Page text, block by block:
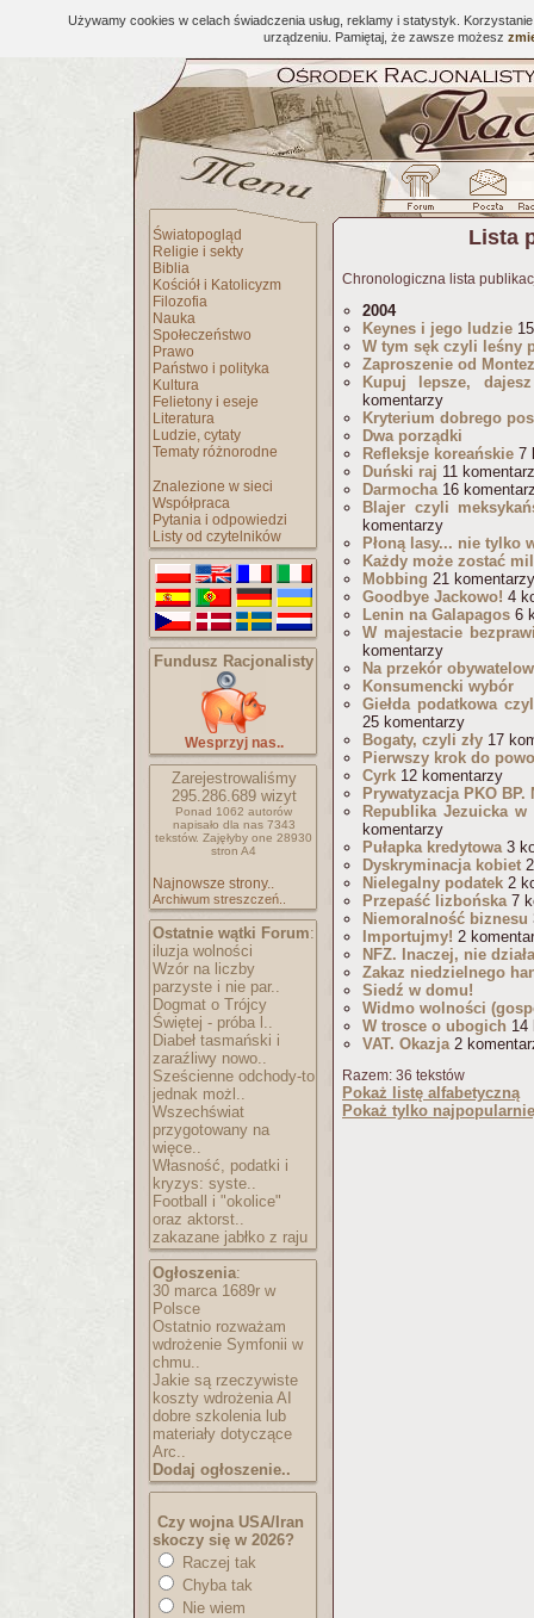
Używamy cookies w celach świadczenia usług, reklamy i statystyk.
urządzeniu. Pamiętaj, że zawsze możesz
Światopogląd
Religie i sekty
Biblia
Kościół i Katolicyzm
Filozofia
Nauka
Społeczeństwo
Prawo
Państwo i polityka
Kultura
Felietony i eseje
Literatura
Ludzie, cytaty
Tematy różnorodne
Znalezione w sieci
Współpraca
Pytania i odpowiedzi
Listy od czytelników
Fundusz Racjonalisty
Wesprzyj nas..
Zarejestrowaliśmy
295.286.689wizyt
Ponad 1062 autorów
napisało dla nas 7343
tekstów. Zajęłyby one 28930
stron A4
Najnowsze strony..
Archiwum streszczeń..
Ostatnie wątki Forum:
iluzja wolności
Wzór na liczby
parzyste i nie par..
Dogmat o Trójcy
Świętej - próba l..
Diabeł tasmański i
zaraźliwy nowo..
Sześcienne odchody-to
jednak możl..
Wszechświat
przygotowany na
więce..
Własność, podatki i
kryzys: syste..
Football i "okolice"
oraz aktorst..
zakazane jabłko z raju
Ogłoszenia:
30 marca 1689r w
Polsce
Ostatnio rozważam
wdrożenie Symfonii w
chmu..
Jakie są rzeczywiste
koszty wdrożenia AI
dobre szkolenia lub
materiały dotyczące
Arc..
Dodaj ogłoszenie..
Czy wojna USA/Iran
skoczy się w 2026?
Raczej tak
Chyba tak
Nie wiem
Lista
Chronologiczna lista
2004
Keynes i jego ludzie
W tym sęk czyli leśny
Zaproszenie od
Kupuj lepsze,
komentarzy
Kryterium dobrego
Dwa porządki
Refleksje koreańskie 7
Duński raj 11
Darmocha16
Blajer czyli
komentarzy
Płoną lasy... nie tylko
Każdy może zostać
Mobbing 21 komentarzy
Goodbye Jackowo! 4
Lenin na Galapagos 6
W majestacie
komentarzy
Na przekór
Konsumencki wybór
Giełda podatkowa
25 komentarzy
Bogaty, czyli zły 17
Pierwszy krok do
Cyrk 12 komentarzy
Prywatyzacja PKO
Republika Jezuicka
komentarzy
Pułapka kredytowa3
Dyskryminacja kobiet
Nielegalny podatek 2
Przepaść lizbońska7
Niemoralność biznesu
Importujmy! 2
NFZ. Inaczej, nie działa
Zakaz niedzielnego
Siedź w domu!
Widmo wolności
W trosce o ubogich 14
VAT. Okazja2
Razem: 36 tekstów
Pokaż listę alfabetyczną
Pokaż tylko